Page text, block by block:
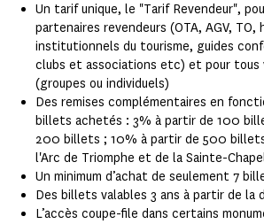
Un tarif unique, le "Tarif Revendeur",
partenaires revendeurs (OTA, AGV, TO,
institutionnels du tourisme, guides
clubs et associations etc) et pour tous
(groupes ou individuels)
Des remises complémentaires en
billets achetés : 3% à partir de 100
200 billets ; 10% à partir de 500
l'Arc de Triomphe et de la Sainte-
Un minimum d’achat de seulement 7
Des billets valables 3 ans à partir de la
L’accès coupe-file dans certains